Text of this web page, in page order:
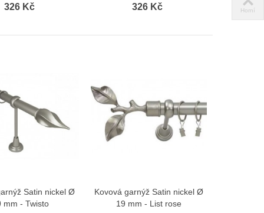
326 Kč 326 Kč
Zobrazit více
Satin nickel Ø
mm - Twisto
Zobrazit více
Kovová garnýž Satin nickel Ø
19 mm - List rose
Horní